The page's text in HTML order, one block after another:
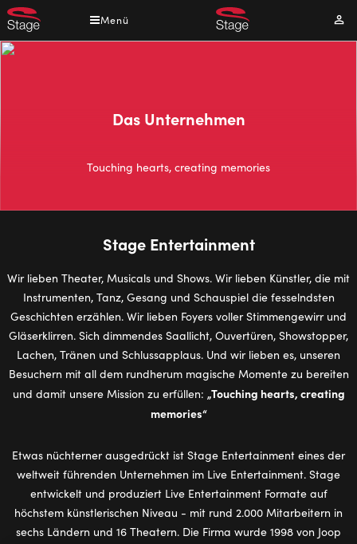
Direkt
zum
Inhalt
Menü
Das Unternehmen
Touching hearts, creating memories
Stage Entertainment
Wir lieben Theater, Musicals und Shows. Wir lieben Künstler, die mit
Instrumenten, Tanz, Gesang und Schauspiel die fesselndsten
Geschichten erzählen. Wir lieben Foyers voller Stimmengewirr und
Gläserklirren. Sich dimmendes Saallicht, Ouvertüren, Showstopper,
Lachen, Tränen und Schlussapplaus. Und wir lieben es, unseren
Besuchern mit all dem rundherum magische Momente zu bereiten
und damit unsere Mission zu erfüllen: „Touching hearts, creating
memories“
Etwas nüchterner ausgedrückt ist Stage Entertainment eines der
weltweit führenden Unternehmen im Live Entertainment. Stage
entwickelt und produziert Live Entertainment Formate auf
höchstem künstlerischen Niveau - mit rund 2.000 Mitarbeitern in
sechs Ländern und 16 Theatern. Die Firma wurde 1998 von Joop